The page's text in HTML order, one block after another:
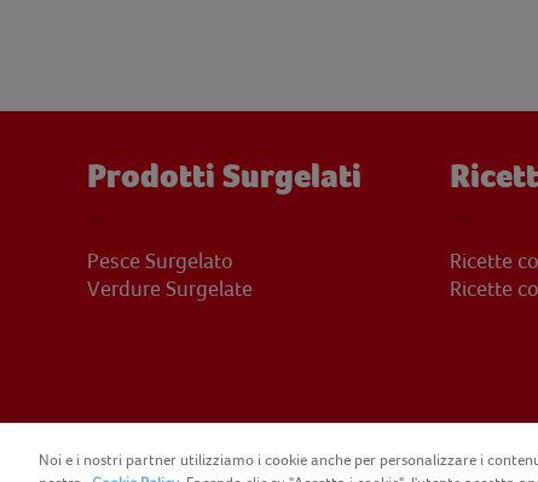
Prodotti Surgelati
Pesce Surgelato
Verdure Surgelate
Ricette
Ricette
Noi e i nostri partner utilizziamo i cookie anche per personalizzare i